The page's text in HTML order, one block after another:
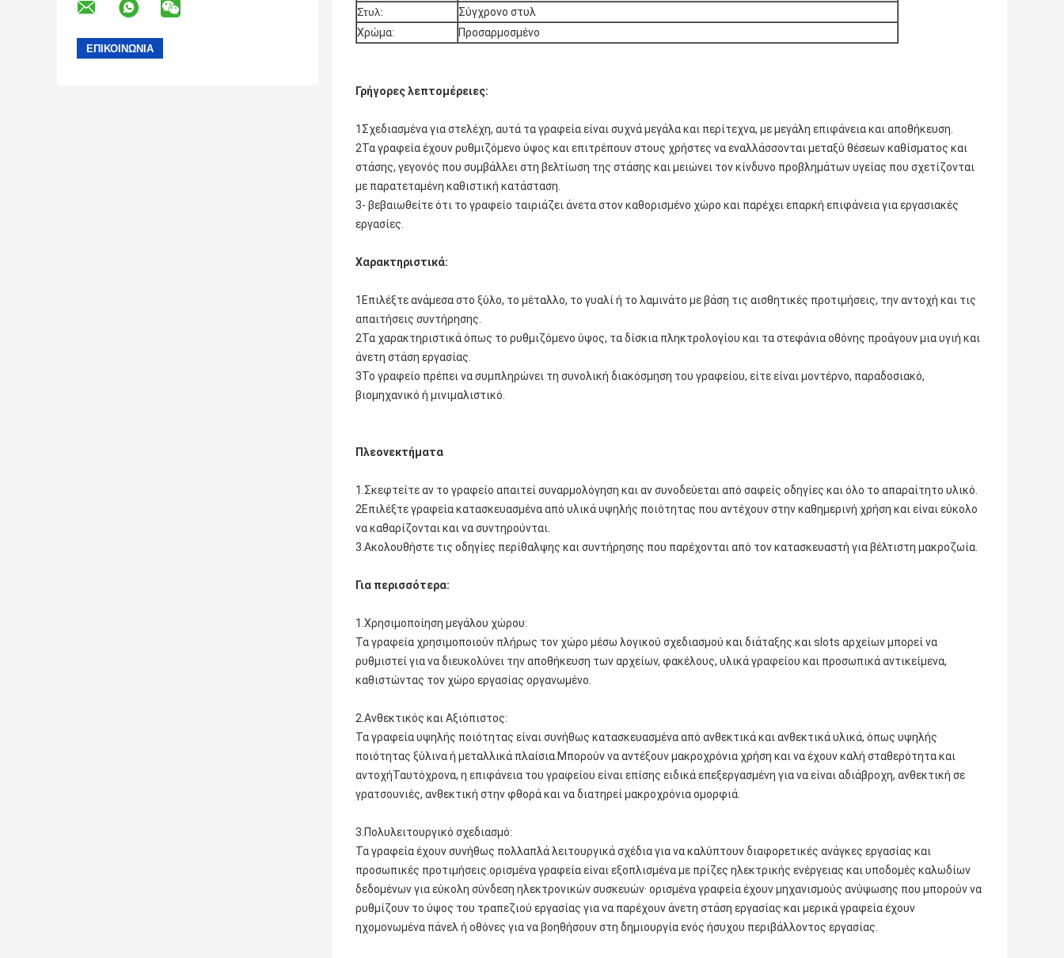
Στυλ:
Σύγχρονο στυλ
Χρώμα:
Προσαρμοσμένο
Γρήγορες λεπτομέρειες:
1Σχεδιασμένα για στελέχη, αυτά τα γραφεία είναι συχνά μεγάλα και περίτεχνα, με μεγάλη επιφάνεια και αποθήκευση.
2Τα γραφεία έχουν ρυθμιζόμενο ύψος και επιτρέπουν στους χρήστες να εναλλάσσονται μεταξύ θέσεων καθίσματος και
στάσης, γεγονός που συμβάλλει στη βελτίωση της στάσης και μειώνει τον κίνδυνο προβλημάτων υγείας που σχετίζονται
με παρατεταμένη καθιστική κατάσταση.
3- βεβαιωθείτε ότι το γραφείο ταιριάζει άνετα στον καθορισμένο χώρο και παρέχει επαρκή επιφάνεια για εργασιακές
εργασίες.
Χαρακτηριστικά:
1Επιλέξτε ανάμεσα στο ξύλο, το μέταλλο, το γυαλί ή το λαμινάτο με βάση τις αισθητικές προτιμήσεις, την αντοχή και τις
απαιτήσεις συντήρησης.
2Τα χαρακτηριστικά όπως το ρυθμιζόμενο ύψος, τα δίσκια πληκτρολογίου και τα στεφάνια οθόνης προάγουν μια υγιή και
άνετη στάση εργασίας.
3Το γραφείο πρέπει να συμπληρώνει τη συνολική διακόσμηση του γραφείου, είτε είναι μοντέρνο, παραδοσιακό,
βιομηχανικό ή μινιμαλιστικό.
Πλεονεκτήματα
1.Σκεφτείτε αν το γραφείο απαιτεί συναρμολόγηση και αν συνοδεύεται από σαφείς οδηγίες και όλο το απαραίτητο υλικό.
2Επιλέξτε γραφεία κατασκευασμένα από υλικά υψηλής ποιότητας που αντέχουν στην καθημερινή χρήση και είναι εύκολο
να καθαρίζονται και να συντηρούνται.
3.Ακολουθήστε τις οδηγίες περίθαλψης και συντήρησης που παρέχονται από τον κατασκευαστή για βέλτιστη μακροζωία.
Για περισσότερα:
1.Χρησιμοποίηση μεγάλου χώρου:
Τα γραφεία χρησιμοποιούν πλήρως τον χώρο μέσω λογικού σχεδιασμού και διάταξης.και slots αρχείων μπορεί να
ρυθμιστεί για να διευκολύνει την αποθήκευση των αρχείων, φακέλους, υλικά γραφείου και προσωπικά αντικείμενα,
καθιστώντας τον χώρο εργασίας οργανωμένο.
2.Ανθεκτικός και Αξιόπιστος:
Τα γραφεία υψηλής ποιότητας είναι συνήθως κατασκευασμένα από ανθεκτικά και ανθεκτικά υλικά, όπως υψηλής
ποιότητας ξύλινα ή μεταλλικά πλαίσια.Μπορούν να αντέξουν μακροχρόνια χρήση και να έχουν καλή σταθερότητα και
αντοχήΤαυτόχρονα, η επιφάνεια του γραφείου είναι επίσης ειδικά επεξεργασμένη για να είναι αδιάβροχη, ανθεκτική σε
γρατσουνιές, ανθεκτική στην φθορά και να διατηρεί μακροχρόνια ομορφιά.
3.Πολυλειτουργικό σχεδιασμό:
Τα γραφεία έχουν συνήθως πολλαπλά λειτουργικά σχέδια για να καλύπτουν διαφορετικές ανάγκες εργασίας και
προσωπικές προτιμήσεις.ορισμένα γραφεία είναι εξοπλισμένα με πρίζες ηλεκτρικής ενέργειας και υποδομές καλωδίων
δεδομένων για εύκολη σύνδεση ηλεκτρονικών συσκευών· ορισμένα γραφεία έχουν μηχανισμούς ανύψωσης που μπορούν να
ρυθμίζουν το ύψος του τραπεζιού εργασίας για να παρέχουν άνετη στάση εργασίας·και μερικά γραφεία έχουν
ηχομονωμένα πάνελ ή οθόνες για να βοηθήσουν στη δημιουργία ενός ήσυχου περιβάλλοντος εργασίας.